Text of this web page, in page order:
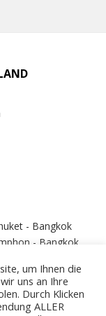
- Bangkok
- Bangkok
um Ihnen die
uns an Ihre
Durch Klicken
ALLER